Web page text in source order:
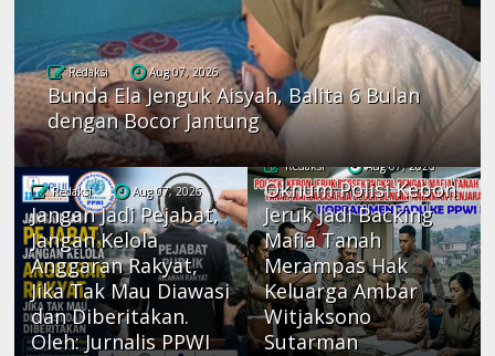
Redaksi Aug 07, 2026
Bunda Ela Jenguk Aisyah, Balita 6 Bulan
dengan Bocor Jantung
Redaksi Aug 07, 2026
Jangan Jadi Pejabat,
Jangan Kelola
Anggaran Rakyat,
Jika Tak Mau Diawasi
dan Diberitakan.
Oleh: Jurnalis PPWI
Redaksi Aug 07, 2026
Oknum Polisi Kebon
Jeruk Jadi Backing
Mafia Tanah
Merampas Hak
Keluarga Ambar
Witjaksono
Sutarman